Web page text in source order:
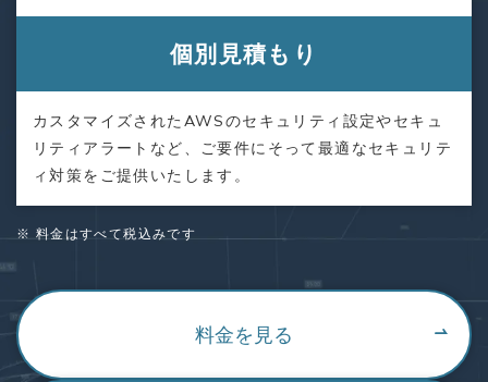
個別見積もり
カスタマイズされたAWSのセキュリティ設定やセキュ
リティアラートなど、ご要件にそって最適なセキュリテ
ィ対策をご提供いたします。
※ 料金はすべて税込みです
料金を見る